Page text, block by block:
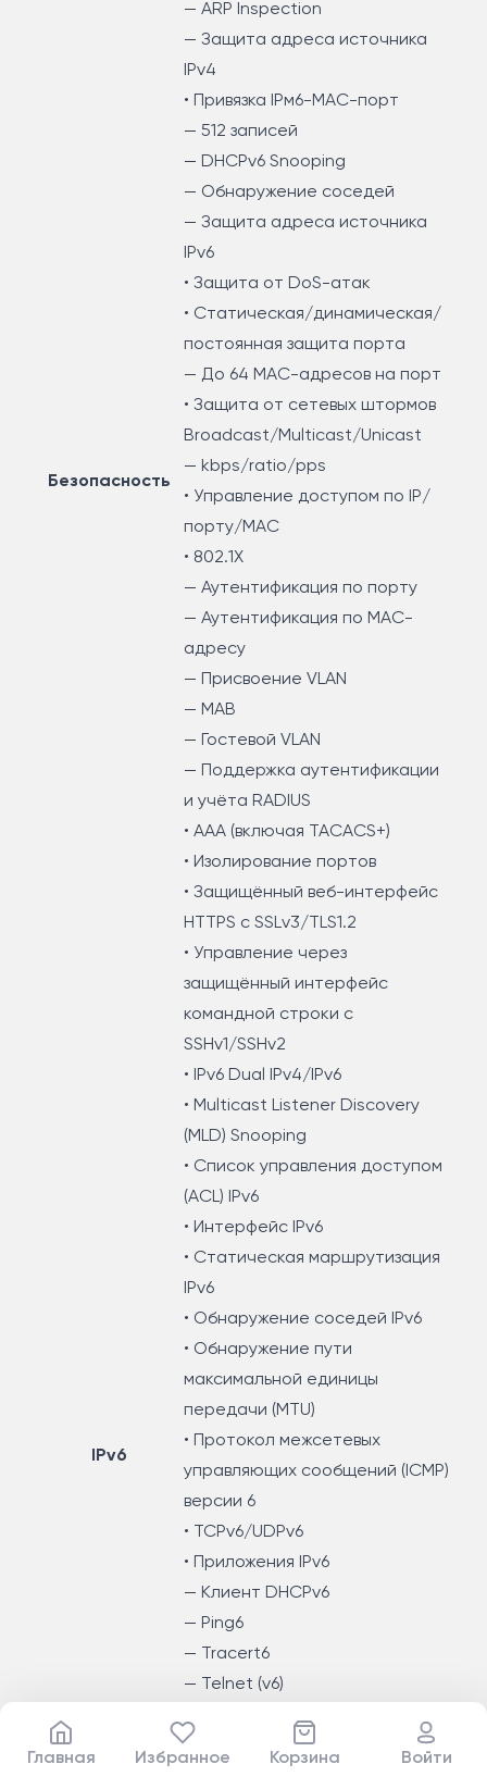
Безопасность
— ARP Inspection
— Защита адреса источника
IPv4
• Привязка IPм6-MAC-порт
— 512 записей
— DHCPv6 Snooping
— Обнаружение соседей
— Защита адреса источника
IPv6
• Защита от DoS-атак
• Статическая/динамическая/
постоянная защита порта
— До 64 MAC-адресов на порт
• Защита от сетевых штормов
Broadcast/Multicast/Unicast
— kbps/ratio/pps
• Управление доступом по IP/
порту/MAC
• 802.1X
— Аутентификация по порту
— Аутентификация по MAC-
адресу
— Присвоение VLAN
— MAB
— Гостевой VLAN
— Поддержка аутентификации
и учёта RADIUS
• AAA (включая TACACS+)
• Изолирование портов
• Защищённый веб-интерфейс
HTTPS с SSLv3/TLS1.2
• Управление через
защищённый интерфейс
командной строки с
SSHv1/SSHv2
IPv6
• IPv6 Dual IPv4/IPv6
• Multicast Listener Discovery
(MLD) Snooping
• Список управления доступом
(ACL) IPv6
• Интерфейс IPv6
• Статическая маршрутизация
IPv6
• Обнаружение соседей IPv6
• Обнаружение пути
максимальной единицы
передачи (MTU)
• Протокол межсетевых
управляющих сообщений (ICMP)
версии 6
• TCPv6/UDPv6
• Приложения IPv6
— Клиент DHCPv6
— Ping6
— Tracert6
— Telnet (v6)
— IPv6 SSH
Главная Избранное Корзина Войти